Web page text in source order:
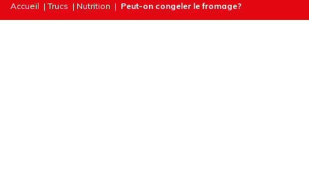
Accueil | Trucs | Nutrition | Peut-on congeler le fromage?